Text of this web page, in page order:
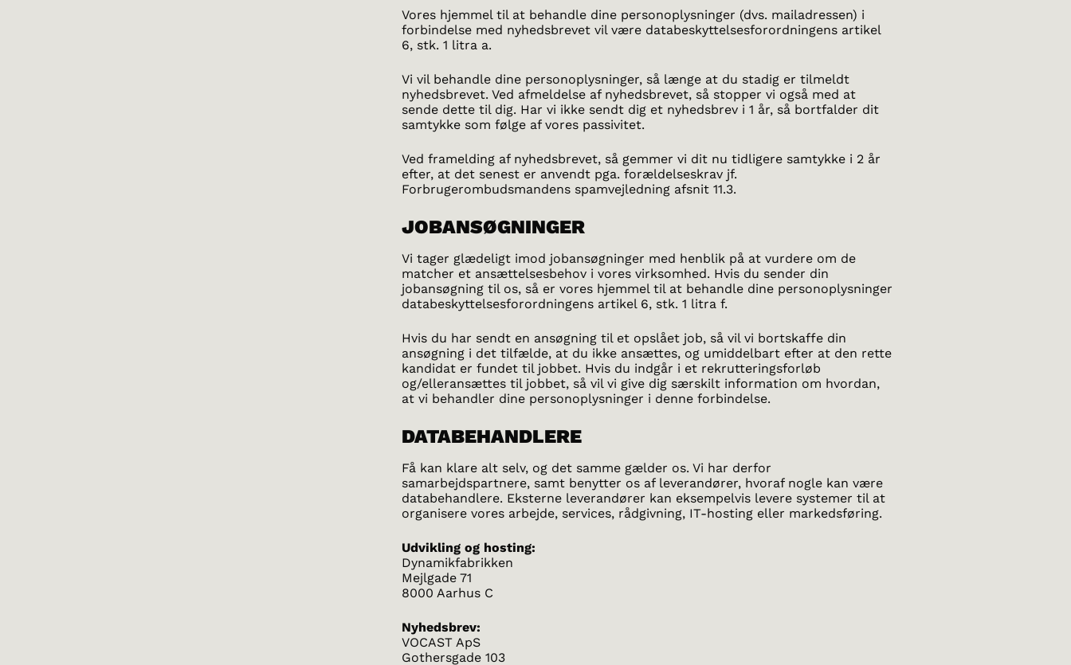
Vores hjemmel til at behandle dine personoplysninger (dvs. mailadressen) i
forbindelse med nyhedsbrevet vil være databeskyttelsesforordningens artikel
6, stk. 1 litra a.
Vi vil behandle dine personoplysninger, så længe at du stadig er tilmeldt
nyhedsbrevet. Ved afmeldelse af nyhedsbrevet, så stopper vi også med at
sende dette til dig. Har vi ikke sendt dig et nyhedsbrev i 1 år, så bortfalder dit
samtykke som følge af vores passivitet.
Ved framelding af nyhedsbrevet, så gemmer vi dit nu tidligere samtykke i 2 år
efter, at det senest er anvendt pga. forældelseskrav jf.
Forbrugerombudsmandens spamvejledning afsnit 11.3.
JOBANSØGNINGER
Vi tager glædeligt imod jobansøgninger med henblik på at vurdere om de
matcher et ansættelsesbehov i vores virksomhed. Hvis du sender din
jobansøgning til os, så er vores hjemmel til at behandle dine personoplysninger
databeskyttelsesforordningens artikel 6, stk. 1 litra f.
Hvis du har sendt en ansøgning til et opslået job, så vil vi bortskaffe din
ansøgning i det tilfælde, at du ikke ansættes, og umiddelbart efter at den rette
kandidat er fundet til jobbet. Hvis du indgår i et rekrutteringsforløb
og/elleransættes til jobbet, så vil vi give dig særskilt information om hvordan,
at vi behandler dine personoplysninger i denne forbindelse.
DATABEHANDLERE
Få kan klare alt selv, og det samme gælder os. Vi har derfor
samarbejdspartnere, samt benytter os af leverandører, hvoraf nogle kan være
databehandlere. Eksterne leverandører kan eksempelvis levere systemer til at
organisere vores arbejde, services, rådgivning, IT-hosting eller markedsføring.
Udvikling og hosting:
Dynamikfabrikken
Mejlgade 71
8000 Aarhus C
Nyhedsbrev:
VOCAST ApS
Gothersgade 103